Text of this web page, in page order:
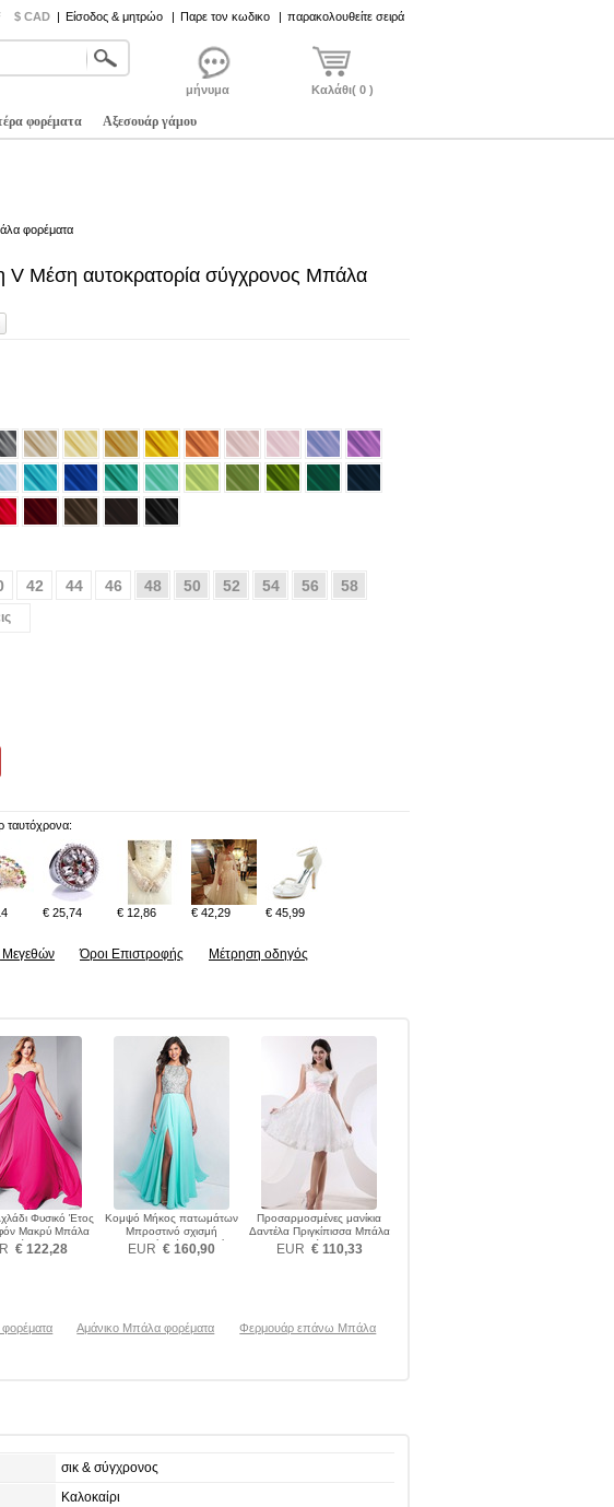
$ CAD | Είσοδος & μητρώο | Παρε τον κωδικο | παρακολουθείτε σειρά
μήνυμα Καλάθι( 0 )
φορέματα Αξεσουάρ γάμου
φορέματα
V Μέση αυτοκρατορία σύγχρονος Μπάλα
42 44 46 48 50 52 54 56 58
ταυτόχρονα:
€ 25,74 € 12,86 € 42,29 € 45,99
Όροι Επιστροφής Μέτρηση οδηγός
Φυσικό Έτος
Μακρύ Μπάλα
φορέματα
€ 122,28
Κομψό Μήκος πατωμάτων
Μπροστινό σχισμή
Μπροστινό Σκίσιμο Μπάλα
φορέματα
EUR € 160,90
Προσαρμοσμένες μανίκια
Δαντέλα Πριγκίπισσα Μπάλα
φορέματα
EUR € 110,33
Αμάνικο Μπάλα φορέματα
Φερμουάρ επάνω Μπάλα
σικ & σύγχρονος
Καλοκαίρι